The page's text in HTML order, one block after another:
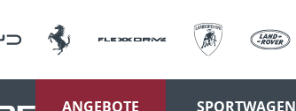
ANGEBOTE SPORTWAGEN